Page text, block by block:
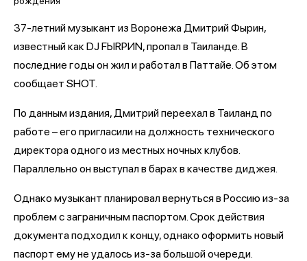
37-летний музыкант из Воронежа Дмитрий Фырин,
известный как DJ FЫRРИN, пропал в Таиланде. В
последние годы он жил и работал в Паттайе. Об этом
сообщает SHOT.
По данным издания, Дмитрий переехал в Таиланд по
работе – его пригласили на должность технического
директора одного из местных ночных клубов.
Параллельно он выступал в барах в качестве диджея.
Однако музыкант планировал вернуться в Россию из-за
проблем с заграничным паспортом. Срок действия
документа подходил к концу, однако оформить новый
паспорт ему не удалось из-за большой очереди.